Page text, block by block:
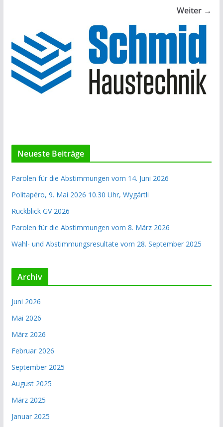
Weiter →
Neueste Beiträge
Parolen für die Abstimmungen vom 14. Juni 2026
Politapéro, 9. Mai 2026 10.30 Uhr, Wygärtli
Rückblick GV 2026
Parolen für die Abstimmungen vom 8. März 2026
Wahl- und Ab­stimmungs­resultate vom 28. September 2025
Archiv
Juni 2026
Mai 2026
März 2026
Februar 2026
September 2025
August 2025
März 2025
Januar 2025